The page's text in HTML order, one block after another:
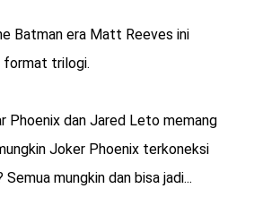
Batman era Matt Reeves ini
format trilogi.
Phoenix dan Jared Leto memang
Joker Phoenix terkoneksi
mungkin dan bisa jadi...